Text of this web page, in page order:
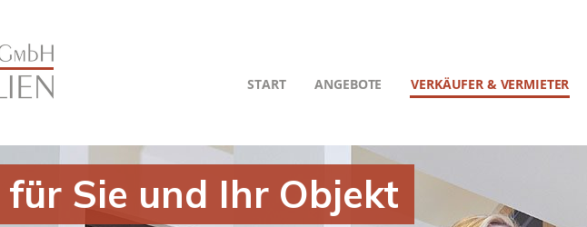
START ANGEBOTE VERKÄUFER & VERMIETER
Sie und Ihr Objekt